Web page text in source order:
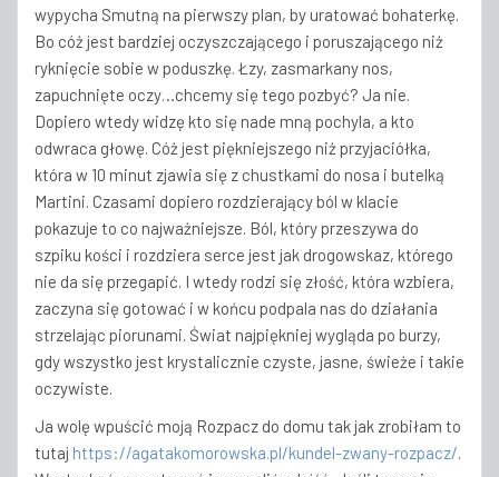
wypycha Smutną na pierwszy plan, by uratować bohaterkę.
Bo cóż jest bardziej oczyszczającego i poruszającego niż
ryknięcie sobie w poduszkę. Łzy, zasmarkany nos,
zapuchnięte oczy…chcemy się tego pozbyć? Ja nie.
Dopiero wtedy widzę kto się nade mną pochyla, a kto
odwraca głowę. Cóż jest piękniejszego niż przyjaciółka,
która w 10 minut zjawia się z chustkami do nosa i butelką
Martini. Czasami dopiero rozdzierający ból w klacie
pokazuje to co najważniejsze. Ból, który przeszywa do
szpiku kości i rozdziera serce jest jak drogowskaz, którego
nie da się przegapić. I wtedy rodzi się złość, która wzbiera,
zaczyna się gotować i w końcu podpala nas do działania
strzelając piorunami. Świat najpiękniej wygląda po burzy,
gdy wszystko jest krystalicznie czyste, jasne, świeże i takie
oczywiste.
Ja wolę wpuścić moją Rozpacz do domu tak jak zrobiłam to
tutaj https://agatakomorowska.pl/kundel-zwany-rozpacz/.